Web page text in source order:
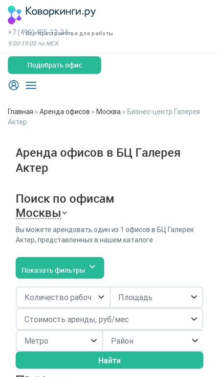
Все пространства для работы
+7 (499) 495-13-34
9:00-19:00 по МСК
Подобрать офис
Главная » Аренда офисов » Москва » Бизнес-центр Галерея
Актер
Аренда офисов в БЦ Галерея
Актер
Поиск по офисам
Москвы
Вы можете арендовать один из 1 офисов в БЦ Галерея
Актер, представленных в нашем каталоге
Показать фильтры
Район
Найти